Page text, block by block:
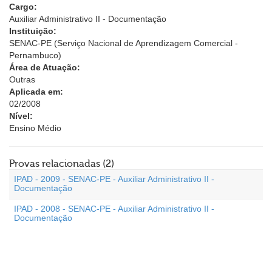
Cargo:
Auxiliar Administrativo II - Documentação
Instituição:
SENAC-PE (Serviço Nacional de Aprendizagem Comercial -
Pernambuco)
Área de Atuação:
Outras
Aplicada em:
02/2008
Nível:
Ensino Médio
Provas relacionadas (2)
IPAD - 2009 - SENAC-PE - Auxiliar Administrativo II -
Documentação
IPAD - 2008 - SENAC-PE - Auxiliar Administrativo II -
Documentação